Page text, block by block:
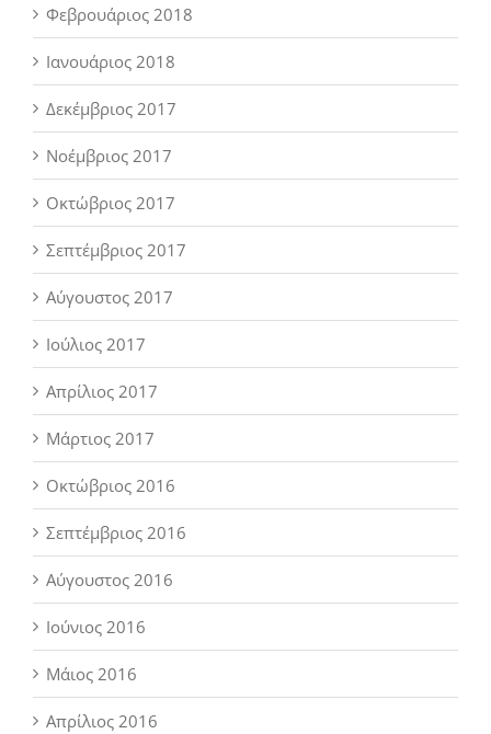
Φεβρουάριος 2018
Ιανουάριος 2018
Δεκέμβριος 2017
Νοέμβριος 2017
Οκτώβριος 2017
Σεπτέμβριος 2017
Αύγουστος 2017
Ιούλιος 2017
Απρίλιος 2017
Μάρτιος 2017
Οκτώβριος 2016
Σεπτέμβριος 2016
Αύγουστος 2016
Ιούνιος 2016
Μάιος 2016
Απρίλιος 2016